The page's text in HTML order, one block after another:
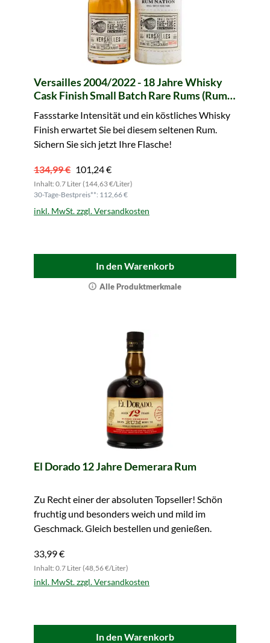
Versailles 2004/2022 - 18 Jahre Whisky
Cask Finish Small Batch Rare Rums (Rum
Fassstarke Intensität und ein köstliches Whisky
Finish erwartet Sie bei diesem seltenen Rum.
Sichern Sie sich jetzt Ihre Flasche!
134,99 € 101,24 €
Inhalt: 0.7 Liter (144,63 €/Liter)
30-Tage-Bestpreis**: 112,66 €
inkl. MwSt. zzgl. Versandkosten
In den Warenkorb
Alle Produktmerkmale
El Dorado 12 Jahre Demerara Rum
Zu Recht einer der absoluten Topseller! Schön
fruchtig und besonders weich und mild im
Geschmack. Gleich bestellen und genießen.
33,99 €
Inhalt: 0.7 Liter (48,56 €/Liter)
inkl. MwSt. zzgl. Versandkosten
In den Warenkorb